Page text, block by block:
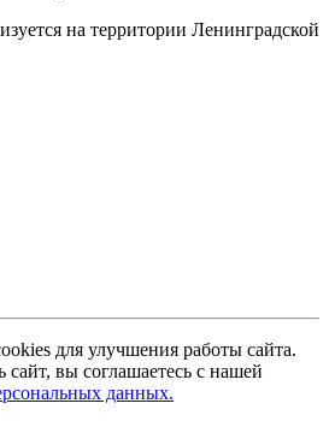
на территории Ленинградской
для улучшения работы сайта.
сайт, вы соглашаетесь с нашей
данных.